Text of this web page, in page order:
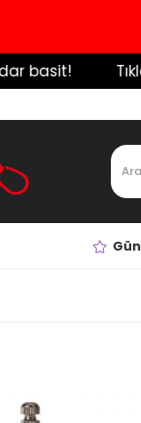
basit!